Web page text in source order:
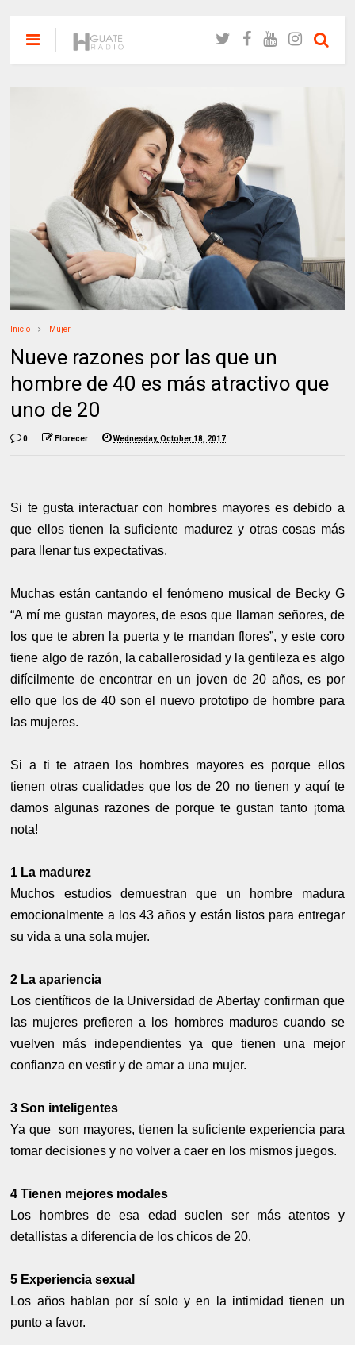
Inicio Mujer
Nueve razones por las que un
hombre de 40 es más atractivo que
uno de 20
0 Florecer Wednesday, October 18, 2017
Si te gusta interactuar con hombres mayores es debido a
que ellos tienen la suficiente madurez y otras cosas más
para llenar tus expectativas.
Muchas están cantando el fenómeno musical de Becky G
“A mí me gustan mayores, de esos que llaman señores, de
los que te abren la puerta y te mandan flores”, y este coro
tiene algo de razón, la caballerosidad y la gentileza es algo
difícilmente de encontrar en un joven de 20 años, es por
ello que los de 40 son el nuevo prototipo de hombre para
las mujeres.
Si a ti te atraen los hombres mayores es porque ellos
tienen otras cualidades que los de 20 no tienen y aquí te
damos algunas razones de porque te gustan tanto ¡toma
nota!
1 La madurez
Muchos estudios demuestran que un hombre madura
emocionalmente a los 43 años y están listos para entregar
su vida a una sola mujer.
2 La apariencia
Los científicos de la Universidad de Abertay confirman que
las mujeres prefieren a los hombres maduros cuando se
vuelven más independientes ya que tienen una mejor
confianza en vestir y de amar a una mujer.
3 Son inteligentes
Ya que son mayores, tienen la suficiente experiencia para
tomar decisiones y no volver a caer en los mismos juegos.
4 Tienen mejores modales
Los hombres de esa edad suelen ser más atentos y
detallistas a diferencia de los chicos de 20.
5 Experiencia sexual
Los años hablan por sí solo y en la intimidad tienen un
punto a favor.